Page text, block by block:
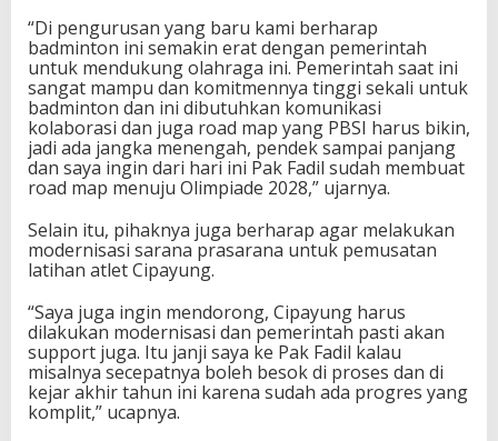
f
o
r
m
a
s
i
D
a
n
v
a
a
s
i
D
e
“Di pengurusan yang baru kami berharap
badminton ini semakin erat dengan pemerintah
untuk mendukung olahraga ini. Pemerintah saat ini
sangat mampu dan komitmennya tinggi sekali untuk
badminton dan ini dibutuhkan komunikasi
kolaborasi dan juga road map yang PBSI harus bikin,
jadi ada jangka menengah, pendek sampai panjang
dan saya ingin dari hari ini Pak Fadil sudah membuat
road map menuju Olimpiade 2028,” ujarnya.
Selain itu, pihaknya juga berharap agar melakukan
modernisasi sarana prasarana untuk pemusatan
latihan atlet Cipayung.
“Saya juga ingin mendorong, Cipayung harus
dilakukan modernisasi dan pemerintah pasti akan
support juga. Itu janji saya ke Pak Fadil kalau
misalnya secepatnya boleh besok di proses dan di
kejar akhir tahun ini karena sudah ada progres yang
komplit,” ucapnya.